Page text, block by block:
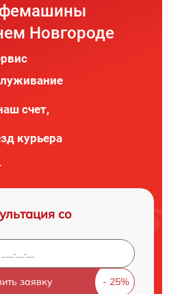
Новгороде
счет,
курьера
со
заявку